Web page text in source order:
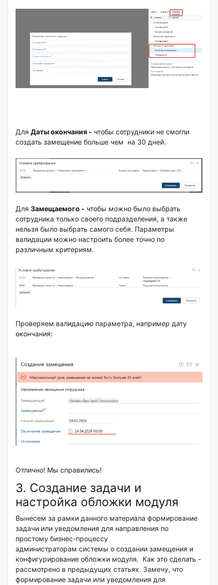
Для Даты окончания - чтобы сотрудники не смогли
создать замещение больше чем на 30 дней.
Для Замещаемого - чтобы можно было выбрать
сотрудника только своего подразделения, а также
нельзя было выбрать самого себя. Параметры
валидации можно настроить более точно по
различным критериям.
Проверяем валидацию параметра, например дату
окончания:
Отлично! Мы справились!
3. Создание задачи и
настройка обложки модуля
Вынесем за рамки данного материала формирование
задачи или уведомления для направления по
простому бизнес-процессу
администраторам системы о создании замещения и
конфигурирование обложки модуля. Как это сделать -
рассмотрено в предыдущих статьях. Замечу, что
формирование задачи или уведомления для